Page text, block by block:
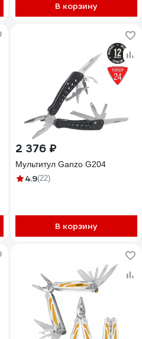
В корзину
2 376 ₽
Мультитул Ganzo G204
4.9(22)
В корзину